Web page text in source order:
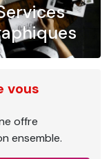
vous
offre
ensemble.